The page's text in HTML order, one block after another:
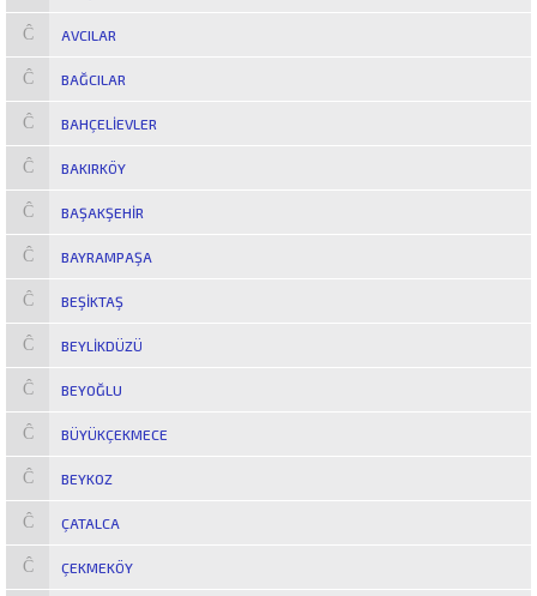
AVCILAR
BAĞCILAR
BAHÇELIEVLER
BAKIRKÖY
BAŞAKŞEHIR
BAYRAMPAŞA
BEŞIKTAŞ
BEYLIKDÜZÜ
BEYOĞLU
BÜYÜKÇEKMECE
BEYKOZ
ÇATALCA
ÇEKMEKÖY